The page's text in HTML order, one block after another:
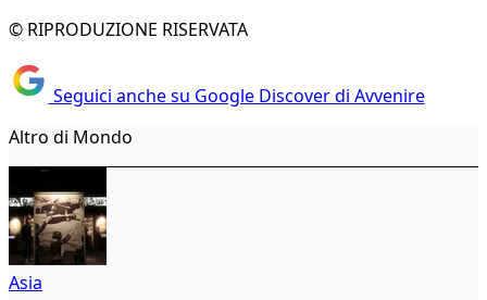
© RIPRODUZIONE RISERVATA
Seguici anche su Google Discover di Avvenire
Altro di Mondo
Asia